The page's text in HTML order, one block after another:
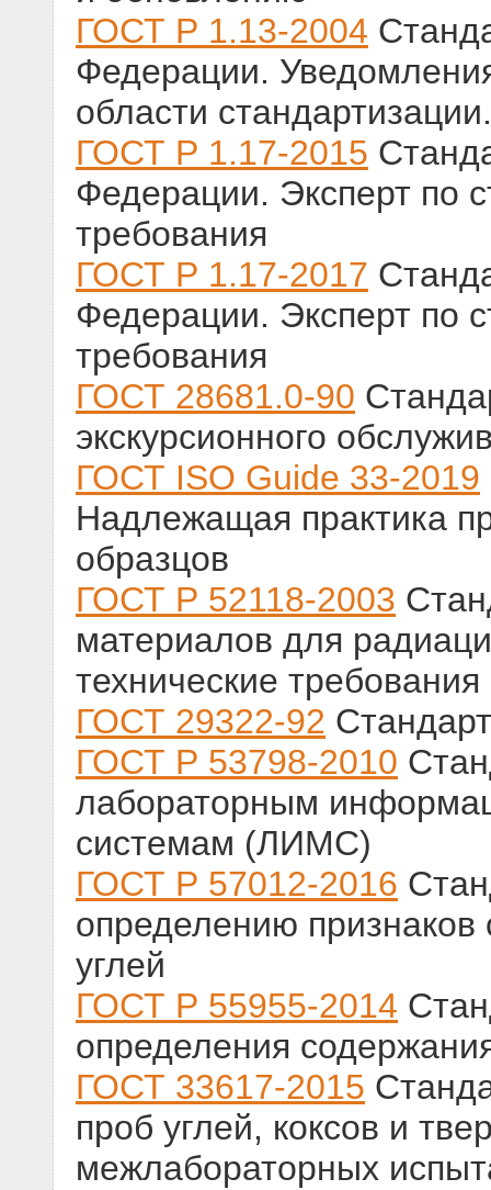
ГОСТ Р 1.13-2004
Федерации.
области
ГОСТ Р 1.17-2015
Федерации. Эксперт по
требования
ГОСТ Р 1.17-2017
Федерации. Эксперт по
требования
ГОСТ 28681.0-90
экскурсионного
ГОСТ ISO Guide 33-2019
Надлежащая практика
образцов
ГОСТ Р 52118-2003
материалов для
технические
ГОСТ 29322-92
ГОСТ Р 53798-2010
лабораторным
системам (ЛИМС)
ГОСТ Р 57012-2016
определению признаков
углей
ГОСТ Р 55955-2014
определения
ГОСТ 33617-2015
проб углей, коксов и
межлабораторных